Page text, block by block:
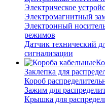
Электрическое
Электромагнитный
Электронный
режимов
Датчик технический
сигнализации
Заклепка для
Короб
Зажим для
Крышка для